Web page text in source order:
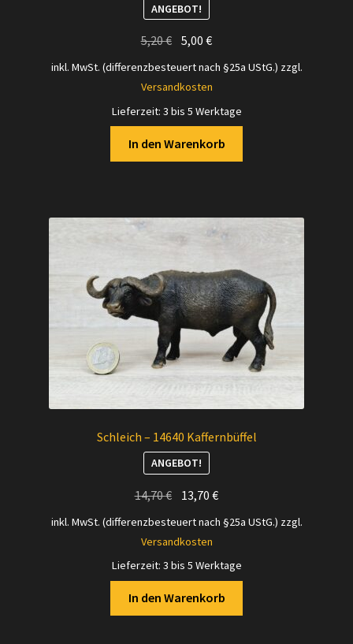
ANGEBOT!
5,20€ Ursprünglicher
war:
5,00€Aktueller
Preis
inkl. MwSt. (differenzbesteuert nach §25a UStG.) zzgl.
Versandkosten
Lieferzeit: 3 bis 5 Werktage
In den Warenkorb
Schleich – 14640 Kaffernbüffel
ANGEBOT!
14,70€ Ursprünglicher
war:
13,70€Aktueller
inkl. MwSt. (differenzbesteuert nach §25a UStG.) zzgl.
Versandkosten
Lieferzeit: 3 bis 5 Werktage
In den Warenkorb